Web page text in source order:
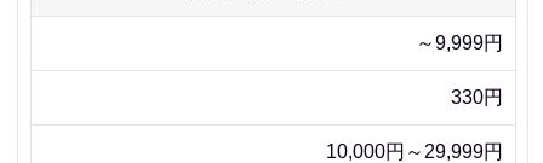
～9,999円
330円
10,000円～29,999円